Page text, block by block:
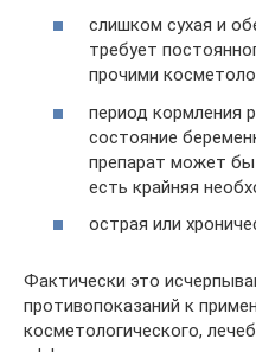
слишком сухая и
требует
прочими
период кормления
состояние
препарат может
есть крайняя
острая или
Фактически это
противопоказаний к
косметологического,